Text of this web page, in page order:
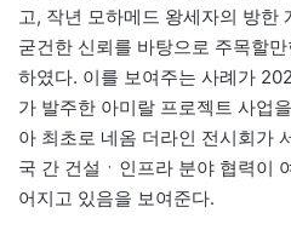
고, 작년 모하메드 왕세자의 방한
굳건한 신뢰를 바탕으로 주목할
하였다. 이를 보여주는 사례가
가 발주한 아미랄 프로젝트 사업
아 최초로 네옴 더라인 전시회가
국 간 건설ㆍ인프라 분야 협력이
어지고 있음을 보여준다.